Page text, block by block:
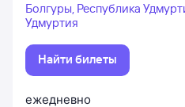
Болгуры, Республика
Удмуртия
Найти билеты
ежедневно